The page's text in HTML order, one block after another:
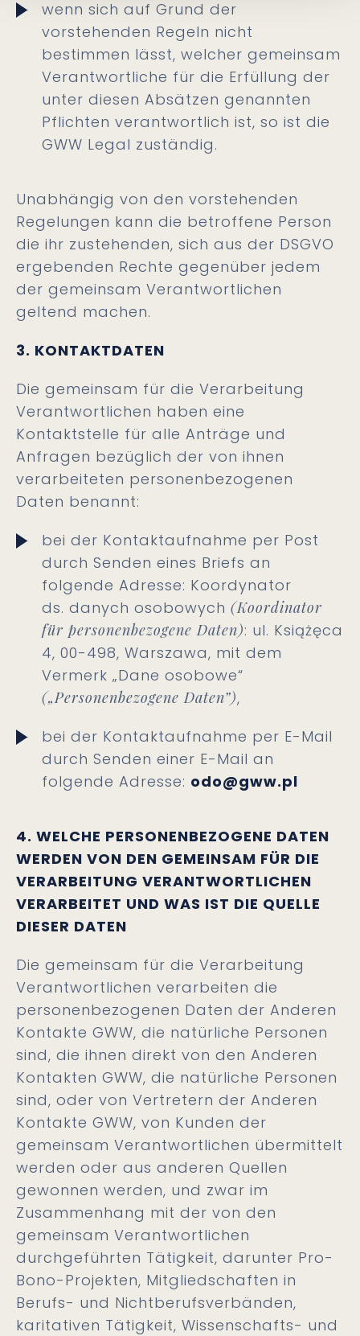
wenn sich auf Grund der
vorstehenden Regeln nicht
bestimmen lässt, welcher gemeinsam
Verantwortliche für die Erfüllung der
unter diesen Absätzen genannten
Pflichten verantwortlich ist, so ist die
GWW Legal zuständig.
Unabhängig von den vorstehenden
Regelungen kann die betroffene Person
die ihr zustehenden, sich aus der DSGVO
ergebenden Rechte gegenüber jedem
der gemeinsam Verantwortlichen
geltend machen.
3. KONTAKTDATEN
Die gemeinsam für die Verarbeitung
Verantwortlichen haben eine
Kontaktstelle für alle Anträge und
Anfragen bezüglich der von ihnen
verarbeiteten personenbezogenen
Daten benannt:
bei der Kontaktaufnahme per Post
durch Senden eines Briefs an
folgende Adresse: Koordynator
ds. danych osobowych (Koordinator
für personenbezogene Daten): ul. Książęca
4, 00-498, Warszawa, mit dem
Vermerk „Dane osobowe“
(„Personenbezogene Daten”),
bei der Kontaktaufnahme per E-Mail
durch Senden einer E-Mail an
folgende Adresse: odo@gww.pl
4. WELCHE PERSONENBEZOGENE DATEN
WERDEN VON DEN GEMEINSAM FÜR DIE
VERARBEITUNG VERANTWORTLICHEN
VERARBEITET UND WAS IST DIE QUELLE
DIESER DATEN
Die gemeinsam für die Verarbeitung
Verantwortlichen verarbeiten die
personenbezogenen Daten der Anderen
Kontakte GWW, die natürliche Personen
sind, die ihnen direkt von den Anderen
Kontakten GWW, die natürliche Personen
sind, oder von Vertretern der Anderen
Kontakte GWW, von Kunden der
gemeinsam Verantwortlichen übermittelt
werden oder aus anderen Quellen
gewonnen werden, und zwar im
Zusammenhang mit der von den
gemeinsam Verantwortlichen
durchgeführten Tätigkeit, darunter Pro-
Bono-Projekten, Mitgliedschaften in
Berufs- und Nichtberufsverbänden,
karitativen Tätigkeit, Wissenschafts- und